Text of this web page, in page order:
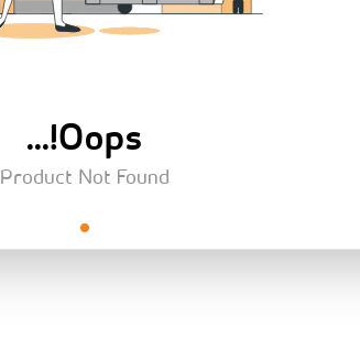
Oops!...
Product Not Found